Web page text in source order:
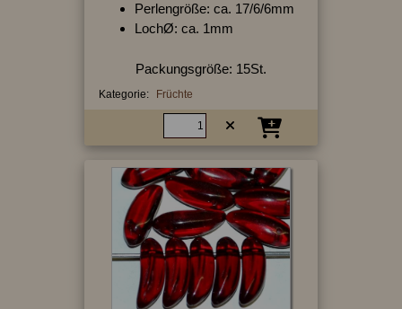
Perlengröße: ca. 17/6/6mm
LochØ: ca. 1mm
Packungsgröße: 15St.
Kategorie: Früchte